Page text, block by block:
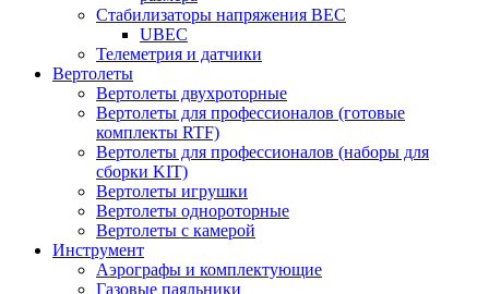
Стабилизаторы напряжения BEC
UBEC
Телеметрия и датчики
Вертолеты
Вертолеты двухроторные
Вертолеты для профессионалов (готовые
комплекты RTF)
Вертолеты для профессионалов (наборы для
сборки KIT)
Вертолеты игрушки
Вертолеты однороторные
Вертолеты с камерой
Инструмент
Аэрографы и комплектующие
Газовые паяльники